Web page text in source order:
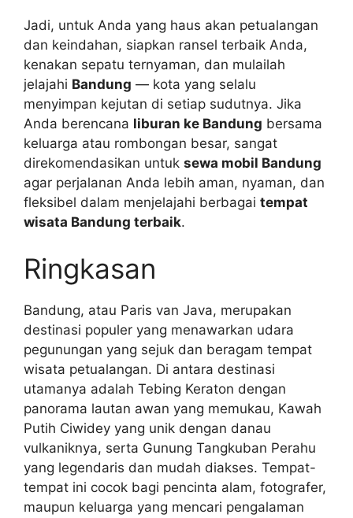
Jadi, untuk Anda yang haus akan petualangan
dan keindahan, siapkan ransel terbaik Anda,
kenakan sepatu ternyaman, dan mulailah
jelajahi Bandung — kota yang selalu
menyimpan kejutan di setiap sudutnya. Jika
Anda berencana liburan ke Bandung bersama
keluarga atau rombongan besar, sangat
direkomendasikan untuk sewa mobil Bandung
agar perjalanan Anda lebih aman, nyaman, dan
fleksibel dalam menjelajahi berbagai tempat
wisata Bandung terbaik.
Ringkasan
Bandung, atau Paris van Java, merupakan
destinasi populer yang menawarkan udara
pegunungan yang sejuk dan beragam tempat
wisata petualangan. Di antara destinasi
utamanya adalah Tebing Keraton dengan
panorama lautan awan yang memukau, Kawah
Putih Ciwidey yang unik dengan danau
vulkaniknya, serta Gunung Tangkuban Perahu
yang legendaris dan mudah diakses. Tempat-
tempat ini cocok bagi pencinta alam, fotografer,
maupun keluarga yang mencari pengalaman